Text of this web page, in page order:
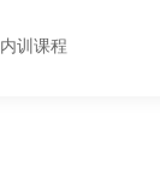
内训课程